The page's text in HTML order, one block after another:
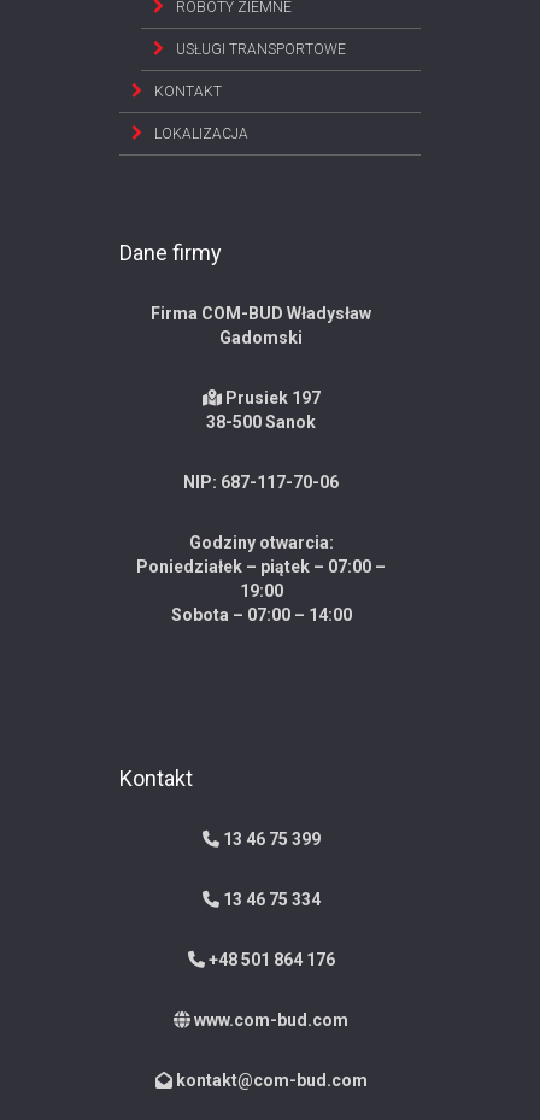
ROBOTY ZIEMNE
USŁUGI TRANSPORTOWE
KONTAKT
LOKALIZACJA
Dane firmy
Firma COM-BUD Władysław
Gadomski
Prusiek 197
38-500 Sanok
NIP: 687-117-70-06
Godziny otwarcia:
Poniedziałek – piątek – 07:00 –
19:00
Sobota – 07:00 – 14:00
Kontakt
13 46 75 399
13 46 75 334
+48 501 864 176
www.com-bud.com
kontakt@com-bud.com